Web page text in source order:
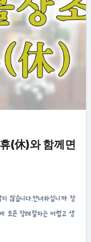
(休)와 함께면
모든 장례절차는 어렵고 생